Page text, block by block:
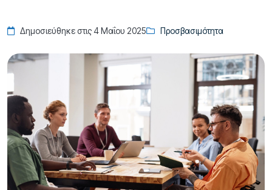
Δημοσιεύθηκε στις 4 Μαΐου 2025 Προσβασιμότητα